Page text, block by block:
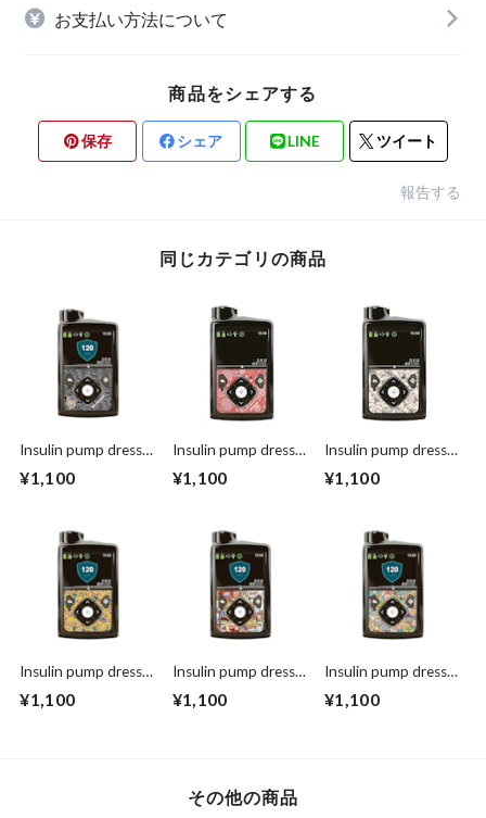
お支払い方法について
商品をシェアする
保存 シェア LINE ツイート
報告する
同じカテゴリの商品
Insulin pump dress
¥1,100
Insulin pump dress
red"マットタイプ
¥1,100
Insulin pump dress
composed pink "マ
¥1,100
Insulin pump dress
¥1,100
Insulin pump dress
¥1,100
Insulin pump dress
¥1,100
その他の商品